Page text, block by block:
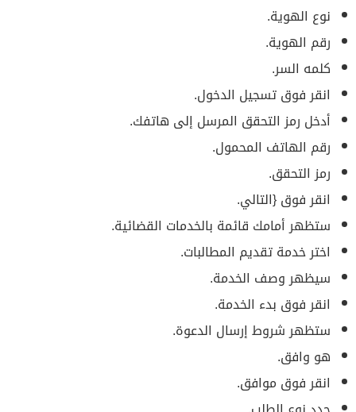
نوع الهوية.
رقم الهوية.
كلمه السر.
انقر فوق تسجيل الدخول.
أدخل رمز التحقق المرسل إلى هاتفك.
رقم الهاتف المحمول.
رمز التحقق.
انقر فوق {التالي.
ستظهر أمامك قائمة بالخدمات القضائية.
اختر خدمة تقديم المطالبات.
سيظهر وصف الخدمة.
انقر فوق بدء الخدمة.
ستظهر شروط إرسال الدعوة.
هو وافق.
انقر فوق موافق.